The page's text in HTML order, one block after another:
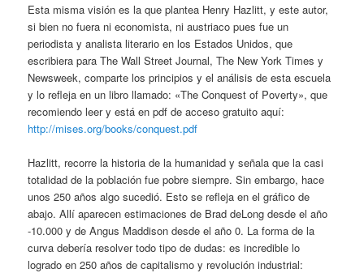
Esta misma visión es la que plantea Henry Hazlitt, y este autor,
si bien no fuera ni economista, ni austriaco pues fue un
periodista y analista literario en los Estados Unidos, que
escribiera para The Wall Street Journal, The New York Times y
Newsweek, comparte los principios y el análisis de esta escuela
y lo refleja en un libro llamado: «The Conquest of Poverty», que
recomiendo leer y está en pdf de acceso gratuito aquí:
http://mises.org/books/conquest.pdf
Hazlitt, recorre la historia de la humanidad y señala que la casi
totalidad de la población fue pobre siempre. Sin embargo, hace
unos 250 años algo sucedió. Esto se refleja en el gráfico de
abajo. Allí aparecen estimaciones de Brad deLong desde el año
-10.000 y de Angus Maddison desde el año 0. La forma de la
curva debería resolver todo tipo de dudas: es incredible lo
logrado en 250 años de capitalismo y revolución industrial: